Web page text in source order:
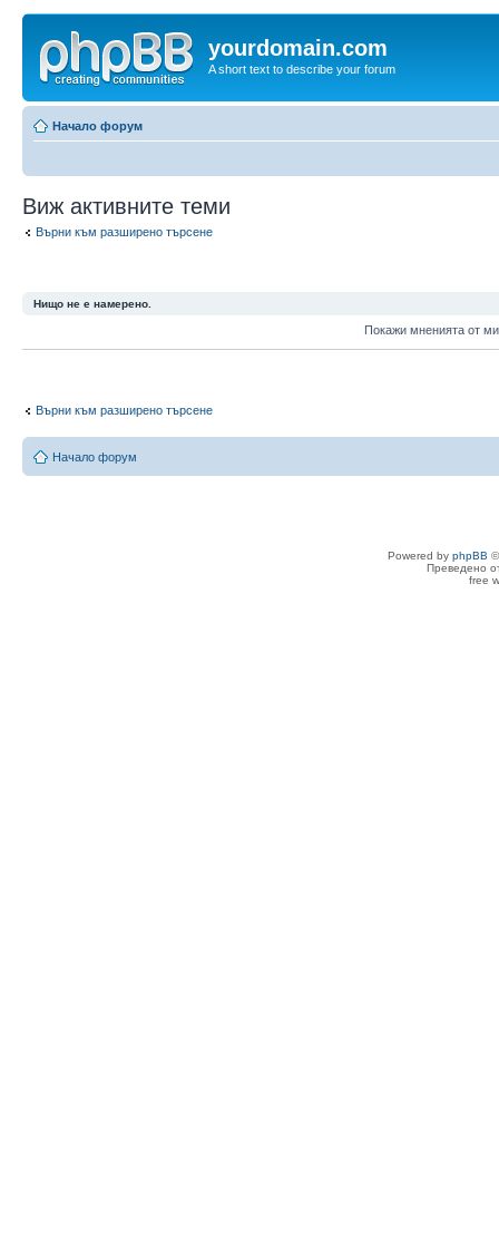
yourdomain.com
A short text to describe your forum
Начало форум
Виж активните теми
Върни към разширено търсене
Нищо не е намерено.
Покажи мненията от
Върни към разширено търсене
Начало форум
Powered by phpBB
Преведено
free